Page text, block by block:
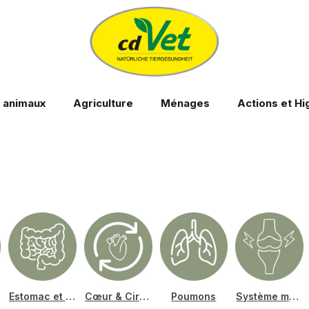
Agriculture Ménages Actions et
Estomac et intestin Cœur & Circulation Poumons Système muscolosquelettique et sabot